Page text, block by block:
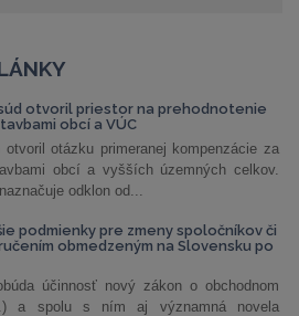
otvoril priestor na prehodnotenie
obcí a VÚC
otázku primeranej kompenzácie za
obcí a vyšších územných celkov.
odklon od...
podmienky pre zmeny spoločníkov či
obmedzeným na Slovensku po
účinnosť nový zákon o obchodnom
a spolu s ním aj významná novela